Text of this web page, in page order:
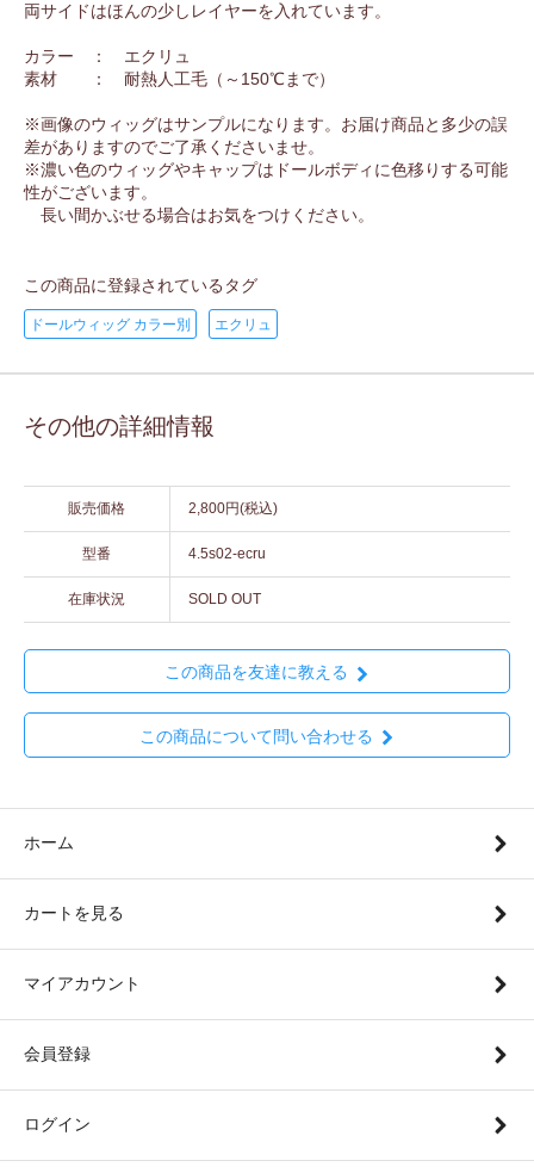
両サイドはほんの少しレイヤーを入れています。
カラー ： エクリュ
素材 ： 耐熱人工毛（～150℃まで）
※画像のウィッグはサンプルになります。お届け商品と多少の誤
差がありますのでご了承くださいませ。
※濃い色のウィッグやキャップはドールボディに色移りする可能
性がございます。
長い間かぶせる場合はお気をつけください。
この商品に登録されているタグ
ドールウィッグ カラー別 エクリュ
その他の詳細情報
販売価格 2,800円(税込)
型番 4.5s02-ecru
在庫状況 SOLD OUT
この商品を友達に教える
この商品について問い合わせる
ホーム
カートを見る
マイアカウント
会員登録
ログイン